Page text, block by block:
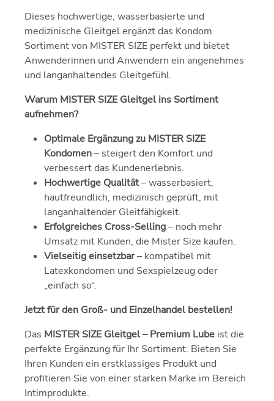
Dieses hochwertige, wasserbasierte und
medizinische Gleitgel ergänzt das Kondom
Sortiment von MISTER SIZE perfekt und bietet
Anwenderinnen und Anwendern ein angenehmes
und langanhaltendes Gleitgefühl.
Warum MISTER SIZE Gleitgel ins Sortiment
aufnehmen?
Optimale Ergänzung zu MISTER SIZE
Kondomen– steigert den Komfort und
verbessert das Kundenerlebnis.
Hochwertige Qualität– wasserbasiert,
hautfreundlich, medizinisch geprüft, mit
langanhaltender Gleitfähigkeit.
Erfolgreiches Cross-Selling– noch mehr
Umsatz mit Kunden, die Mister Size kaufen.
Vielseitig einsetzbar– kompatibel mit
Latexkondomen und Sexspielzeug oder
„einfach so“.
Jetzt für den Groß- und Einzelhandel bestellen!
Das MISTER SIZE Gleitgel – Premium Lube ist die
perfekte Ergänzung für Ihr Sortiment. Bieten Sie
Ihren Kunden ein erstklassiges Produkt und
profitieren Sie von einer starken Marke im Bereich
Intimprodukte.